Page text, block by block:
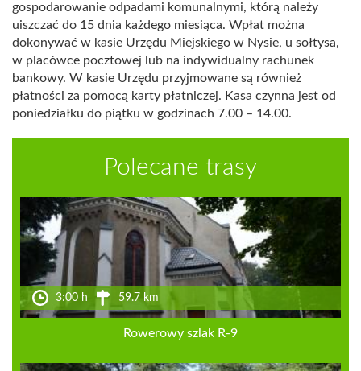
gospodarowanie odpadami komunalnymi, którą należy
uiszczać do 15 dnia każdego miesiąca. Wpłat można
dokonywać w kasie Urzędu Miejskiego w Nysie, u sołtysa,
w placówce pocztowej lub na indywidualny rachunek
bankowy. W kasie Urzędu przyjmowane są również
płatności za pomocą karty płatniczej. Kasa czynna jest od
poniedziałku do piątku w godzinach 7.00 – 14.00.
Polecane trasy
3:00 h 59.7 km
Rowerowy szlak R-9